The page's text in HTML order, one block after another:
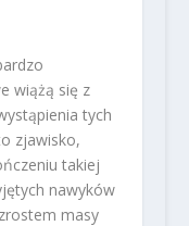
wiążą się z
tych
zjawisko,
takiej
nawyków
masy